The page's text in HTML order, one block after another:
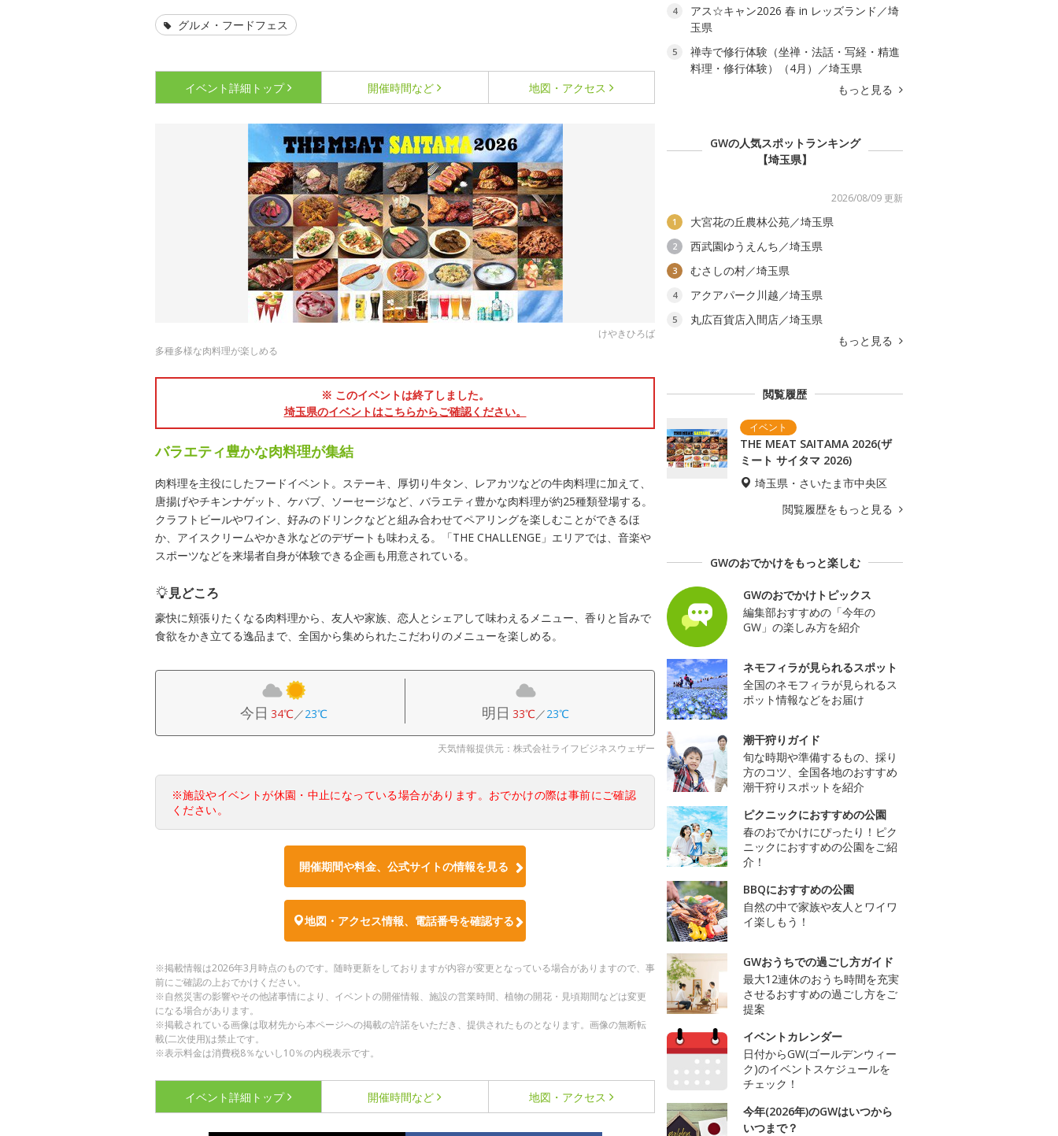
グルメ・フードフェス
イベント詳細 トップ 開催時間など 地図・アクセス
けやきひろば
多種多様な肉料理が楽しめる
※ このイベントは終了しました。
埼玉県のイベントはこちらからご確認ください。
バラエティ豊かな肉料理が集結
肉料理を主役にしたフードイベント。ステーキ、厚切り牛タン、レアカツなどの牛肉料理に加えて、
唐揚げやチキンナゲット、ケバブ、ソーセージなど、バラエティ豊かな肉料理が約25種類登場する。
クラフトビールやワイン、好みのドリンクなどと組み合わせてペアリングを楽しむことができるほ
か、アイスクリームやかき氷などのデザートも味わえる。「THE CHALLENGE」エリアでは、音楽や
スポーツなどを来場者自身が体験できる企画も用意されている。
見どころ
豪快に頬張りたくなる肉料理から、友人や家族、恋人とシェアして味わえるメニュー、香りと旨みで
食欲をかき立てる逸品まで、全国から集められたこだわりのメニューを楽しめる。
今日 34℃／23℃ 明日 33℃／23℃
天気情報提供元：株式会社ライフビジネスウェザー
※施設やイベントが休園・中止になっている場合があります。おでかけの際は事前にご確認
ください。
開催期間や料金、公式サイトの情報を見る
地図・アクセス情報、電話番号を確認する
※掲載情報は2026年3月時点のものです。随時更新をしておりますが内容が変更となっている場合がありますので、事
前にご確認の上おでかけください。
※自然災害の影響やその他諸事情により、イベントの開催情報、施設の営業時間、植物の開花・見頃期間などは変更
になる場合があります。
※掲載されている画像は取材先から本ページへの掲載の許諾をいただき、提供されたものとなります。画像の無断転
載(二次使用)は禁止です。
※表示料金は消費税8％ないし10％の内税表示です。
イベント詳細 トップ 開催時間など 地図・アクセス
4
アス☆キャン2026 春 in レッズランド／埼
玉県
5
禅寺で修行体験（坐禅・法話・写経・精進
料理・修行体験）（4月）／埼玉県
もっと見る
GWの人気スポットランキング
【埼玉県】
2026/08/09 更新
1 大宮花の丘農林公苑／埼玉県
2 西武園ゆうえんち／埼玉県
3 むさしの村／埼玉県
4 アクアパーク川越／埼玉県
5
丸広百貨店入間店／埼玉県
もっと見る
閲覧履歴
THE MEAT SAITAMA 2026(ザ
ミート サイタマ 2026)
埼玉県・さいたま市中央区
閲覧履歴をもっと見る
GWのおでかけをもっと楽しむ
GWのおでかけトピックス
編集部おすすめの「今年の
GW」の楽しみ方を紹介
ネモフィラが見られるスポット
全国のネモフィラが見られるス
ポット情報などをお届け
潮干狩りガイド
旬な時期や準備するもの、採り
方のコツ、全国各地のおすすめ
潮干狩りスポットを紹介
ピクニックにおすすめの公園
春のおでかけにぴったり！ピク
ニックにおすすめの公園をご紹
介！
BBQにおすすめの公園
自然の中で家族や友人とワイワ
イ楽しもう！
GWおうちでの過ごし方ガイド
最大12連休のおうち時間を充実
させるおすすめの過ごし方をご
提案
イベントカレンダー
日付からGW(ゴールデンウィー
ク)のイベントスケジュールを
チェック！
今年(2026年)のGWはいつから
いつまで？